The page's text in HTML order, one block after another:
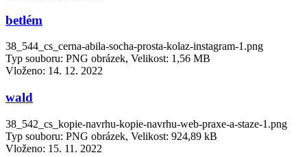
betlém
38_544_cs_cerna-abila-socha-prosta-kolaz-instagram-1.png
Typ souboru: PNG obrázek, Velikost: 1,56 MB
Vloženo: 14. 12. 2022
wald
38_542_cs_kopie-navrhu-kopie-navrhu-web-praxe-a-staze-1.png
Typ souboru: PNG obrázek, Velikost: 924,89 kB
Vloženo: 15. 11. 2022